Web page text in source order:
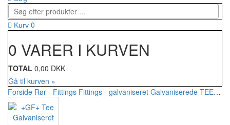
Kurv 0
0 VARER I KURVEN
TOTAL 0,00 DKK
Gå til kurven »
Forside Rør - Fittings Fittings - galvaniseret Galvaniserede TEE